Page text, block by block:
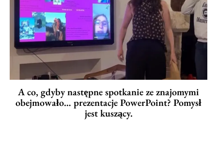
A co, gdyby następne spotkanie ze znajomymi
obejmowało… prezentacje PowerPoint? Pomysł
jest kuszący.